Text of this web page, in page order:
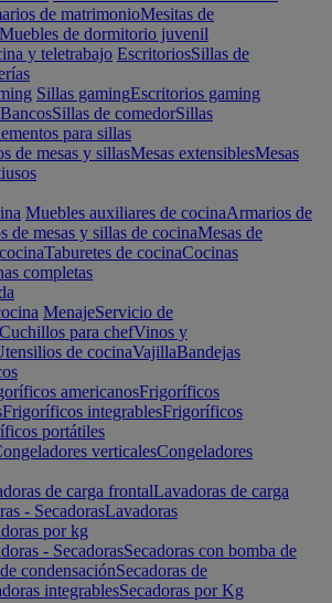
de matrimonioMesitas de
Muebles de dormitorio juvenil
y teletrabajo EscritoriosSillas de
Sillas gamingEscritorios gaming
BancosSillas de comedorSillas
para sillas
de mesas y sillasMesas extensiblesMesas
Muebles auxiliares de cocinaArmarios de
de mesas y sillas de cocinaMesas de
Taburetes de cocinaCocinas
completas
MenajeServicio de
Cuchillos para chefVinos y
de cocinaVajillaBandejas
americanosFrigoríficos
Frigoríficos integrablesFrigoríficos
portátiles
verticalesCongeladores
de carga frontalLavadoras de carga
- SecadorasLavadoras
por kg
- SecadorasSecadoras con bomba de
condensaciónSecadoras de
integrablesSecadoras por Kg